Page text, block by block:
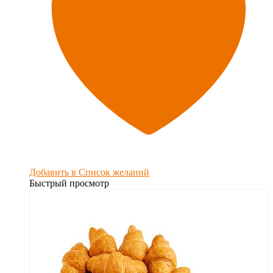
Добавить в Список желаний
Быстрый просмотр